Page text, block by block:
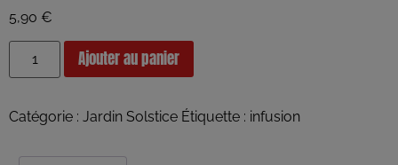
5,90 €
Ajouter au panier
Catégorie : Jardin Solstice Étiquette : infusion